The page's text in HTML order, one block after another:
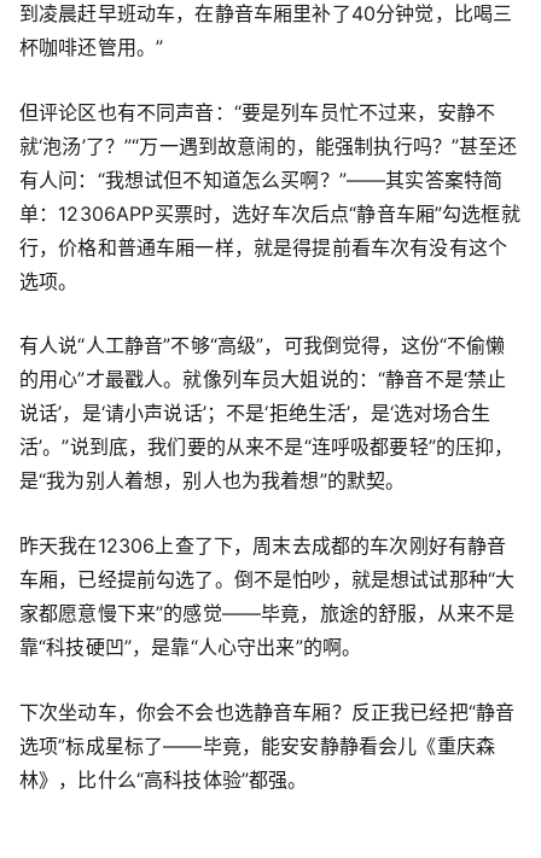
到凌晨赶早班动车，在静音车厢里补了40分钟觉，比喝三
杯咖啡还管用。”
但评论区也有不同声音：“要是列车员忙不过来，安静不
就‘泡汤’了？”“万一遇到故意闹的，能强制执行吗？”甚至还
有人问：“我想试但不知道怎么买啊？”——其实答案特简
单：12306APP买票时，选好车次后点“静音车厢”勾选框就
行，价格和普通车厢一样，就是得提前看车次有没有这个
选项。
有人说“人工静音”不够“高级”，可我倒觉得，这份“不偷懒
的用心”才最戳人。就像列车员大姐说的：“静音不是‘禁止
说话’，是‘请小声说话’；不是‘拒绝生活’，是‘选对场合生
活’。”说到底，我们要的从来不是“连呼吸都要轻”的压抑，
是“我为别人着想，别人也为我着想”的默契。
昨天我在12306上查了下，周末去成都的车次刚好有静音
车厢，已经提前勾选了。倒不是怕吵，就是想试试那种“大
家都愿意慢下来”的感觉——毕竟，旅途的舒服，从来不是
靠“科技硬凹”，是靠“人心守出来”的啊。
下次坐动车，你会不会也选静音车厢？反正我已经把“静音
选项”标成星标了——毕竟，能安安静静看会儿《重庆森
林》，比什么“高科技体验”都强。